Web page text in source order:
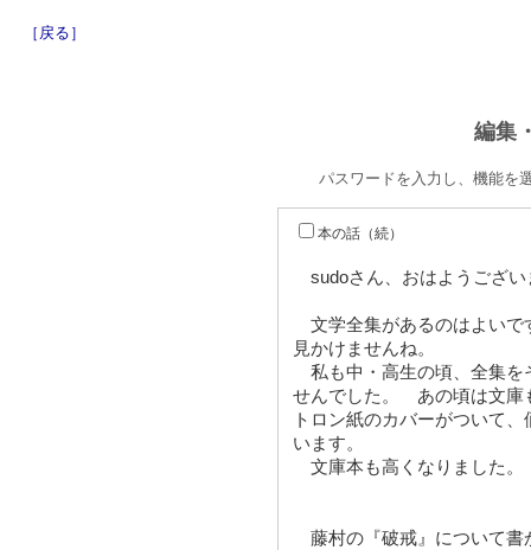
［戻る］
編集
パスワードを入力し、機能を
本の話（続）
sudoさん、おはようござい
文学全集があるのはよいで
見かけませんね。
私も中・高生の頃、全集を
せんでした。 あの頃は文庫
トロン紙のカバーがついて
います。
文庫本も高くなりました。
藤村の『破戒』について書